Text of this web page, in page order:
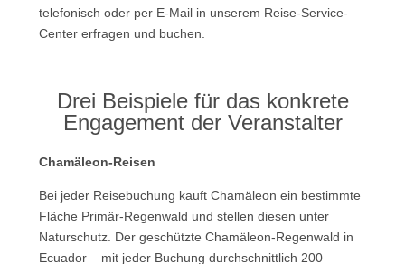
telefonisch oder per E-Mail in unserem Reise-Service-
Center erfragen und buchen.
Drei Beispiele für das konkrete
Engagement der Veranstalter
Chamäleon-Reisen
Bei jeder Reisebuchung kauft Chamäleon ein bestimmte
Fläche Primär-Regenwald und stellen diesen unter
Naturschutz. Der geschützte Chamäleon-Regenwald in
Ecuador – mit jeder Buchung durchschnittlich 200